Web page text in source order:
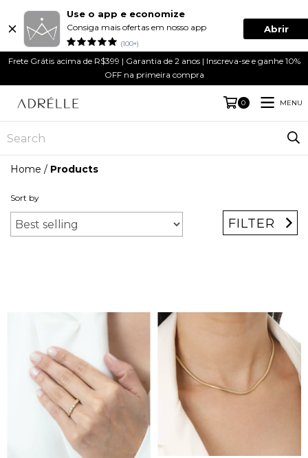
Use o app e economize
Consiga mais ofertas em nosso app
(100+)
Abrir
Frete Grátis acima de R$399 | Garantia de 2 anos | Inscreva-se e ganhe 10%
OFF na primeira compra
0 MENU
Home / Products
Sort by
FILTER